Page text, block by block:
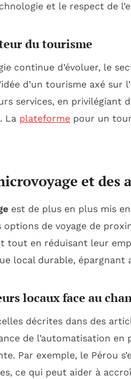
et le respect de
du tourisme
continue d’évoluer, le
d’un tourisme axé
services, en
La plateforme pour un
et
est de plus en plus mis
de voyage de
tout en réduisant leur
local durable, épargnant
locaux face au
décrites dans des
de l’automatisation
Par exemple, le Pérou
ce qui peut aider à